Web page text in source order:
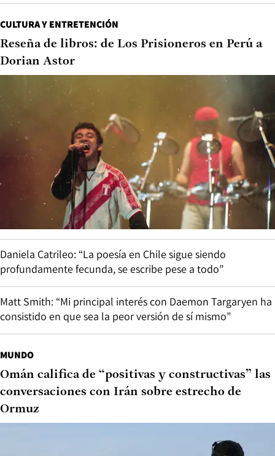
CULTURA Y ENTRETENCIÓN
Reseña de libros: de Los Prisioneros en Perú a
Dorian Astor
Daniela Catrileo: “La poesía en Chile sigue siendo
profundamente fecunda, se escribe pese a todo”
Matt Smith: “Mi principal interés con Daemon Targaryen ha
consistido en que sea la peor versión de sí mismo”
MUNDO
Omán califica de “positivas y constructivas” las
conversaciones con Irán sobre estrecho de
Ormuz